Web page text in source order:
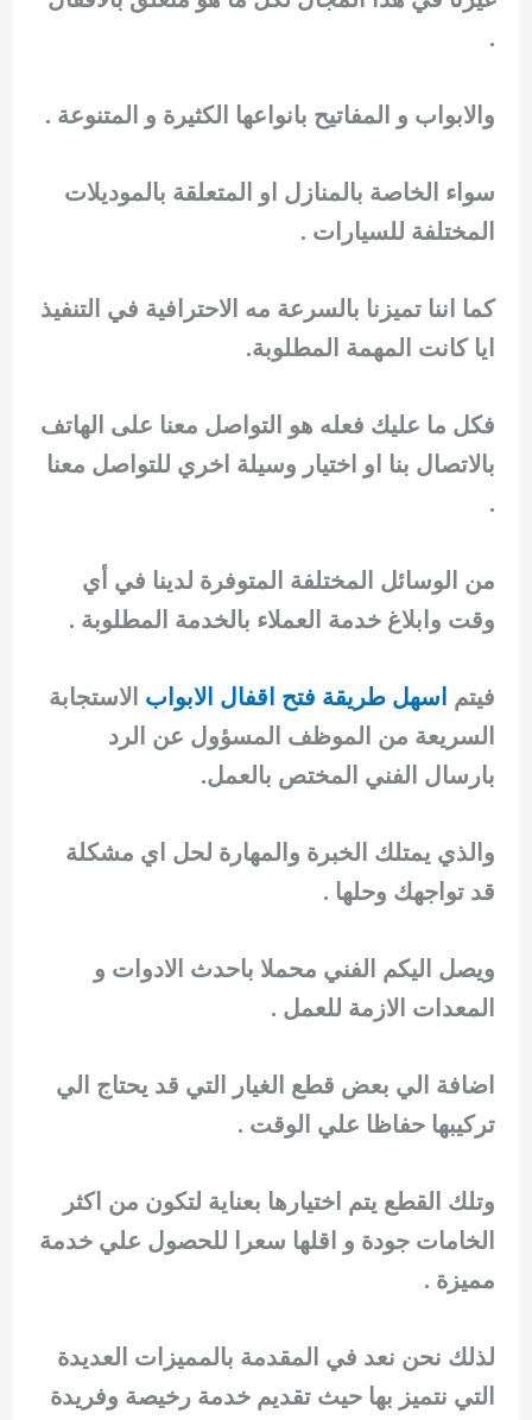
.
والابواب و المفاتيح بانواعها الكثيرة و المتنوعة .
سواء الخاصة بالمنازل او المتعلقة بالموديلات
المختلفة للسيارات .
كما اننا تميزنا بالسرعة مه الاحترافية في التنفيذ
ايا كانت المهمة المطلوبة.
فكل ما عليك فعله هو التواصل معنا على الهاتف
بالاتصال بنا او اختيار وسيلة اخري للتواصل معنا
.
من الوسائل المختلفة المتوفرة لدينا في أي
وقت وابلاغ خدمة العملاء بالخدمة المطلوبة .
فيتم اسهل طريقة فتح اقفال الابواب الاستجابة
السريعة من الموظف المسؤول عن الرد
بارسال الفني المختص بالعمل.
والذي يمتلك الخبرة والمهارة لحل اي مشكلة
قد تواجهك وحلها .
ويصل اليكم الفني محملا باحدث الادوات و
المعدات الازمة للعمل .
اضافة الي بعض قطع الغيار التي قد يحتاج الي
تركيبها حفاظا علي الوقت .
وتلك القطع يتم اختيارها بعناية لتكون من اكثر
الخامات جودة و اقلها سعرا للحصول علي خدمة
مميزة .
لذلك نحن نعد في المقدمة بالمميزات العديدة
التي نتميز بها حيث تقديم خدمة رخيصة وفريدة